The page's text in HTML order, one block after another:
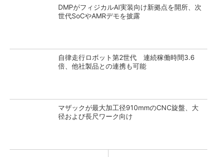
DMPがフィジカルAI実装向け新拠点を開所、次
世代SoCやAMRデモを披露
自律走行ロボット第2世代 連続稼働時間3.6
倍、他社製品との連携も可能
マザックが最大加工径910mmのCNC旋盤、大
径および長尺ワーク向け